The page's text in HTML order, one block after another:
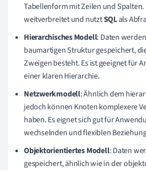
Tabellenform mit Zeilen und Spalten.
weitverbreitet und nutztSQLals
Hierarchisches Modell: Daten
baumartigen Struktur gespeichert,
Zweigen besteht. Es ist geeignet für
einer klaren Hierarchie.
Netzwerkmodell: Ähnlich dem
jedoch können Knoten komplexere
haben. Es eignet sich gut für
wechselnden und flexiblen
Objektorientiertes Modell: Daten
gespeichert, ähnlich wie in der